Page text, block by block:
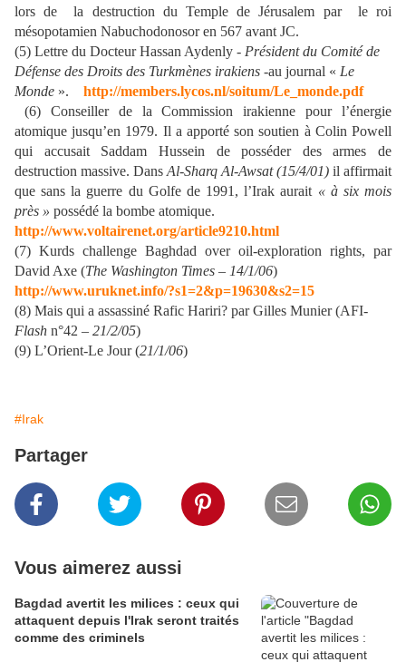
lors de la destruction du Temple de Jérusalem par le roi
mésopotamien Nabuchodonosor en 567 avant JC.
(5) Lettre du Docteur Hassan Aydenly - Président du Comité de
Défense des Droits des Turkmènes irakiens -au journal « Le
Monde ». http://members.lycos.nl/soitum/Le_monde.pdf
(6) Conseiller de la Commission irakienne pour l’énergie
atomique jusqu’en 1979. Il a apporté son soutien à Colin Powell
qui accusait Saddam Hussein de posséder des armes de
destruction massive. Dans Al-Sharq Al-Awsat (15/4/01) il affirmait
que sans la guerre du Golfe de 1991, l’Irak aurait « à six mois
près » possédé la bombe atomique.
http://www.voltairenet.org/article9210.html
(7) Kurds challenge Baghdad over oil-exploration rights, par
David Axe (The Washington Times – 14/1/06)
http://www.uruknet.info/?s1=2&p=19630&s2=15
(8) Mais qui a assassiné Rafic Hariri? par Gilles Munier (AFI-
Flash n°42 – 21/2/05)
(9) L’Orient-Le Jour (21/1/06)
#Irak
Partager
Vous aimerez aussi
Bagdad avertit les milices : ceux qui
attaquent depuis l'Irak seront traités
comme des criminels